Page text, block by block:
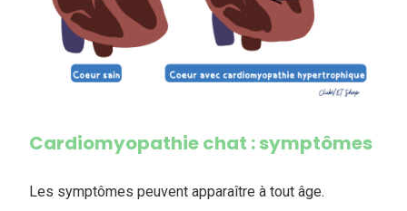
Cardiomyopathie chat : symptômes
Les symptômes peuvent apparaître à tout âge.